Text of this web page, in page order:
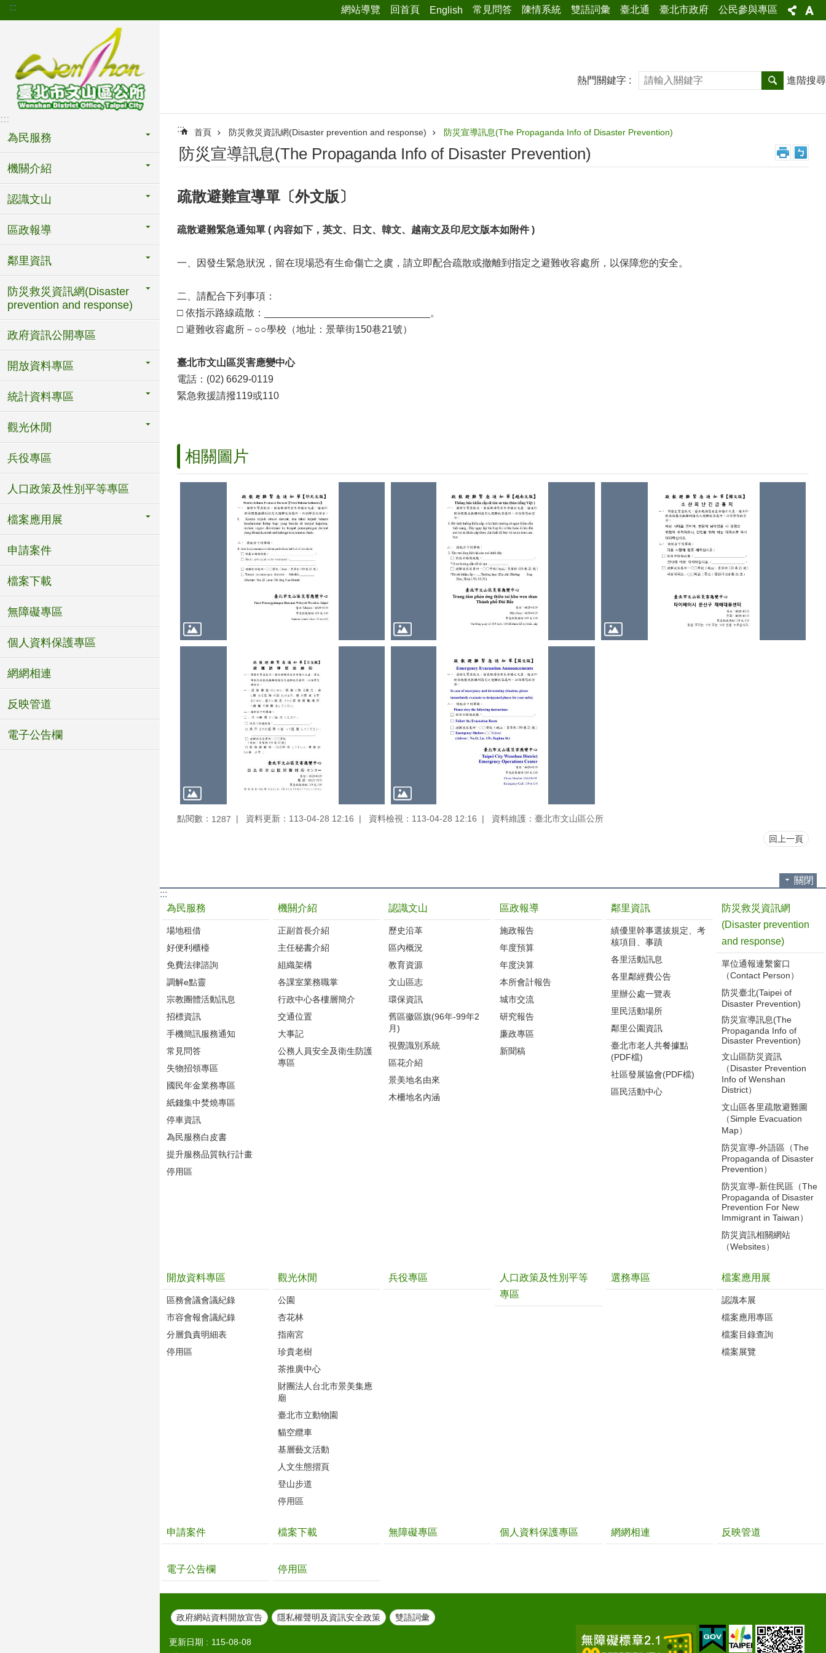
跳到主要內容區塊
::: 網站導覽 回首頁 English 常見問答 陳情系統 雙語詞彙 臺北通 臺北市政府 公民參與專區
:::
為民服務
機關介紹
認識文山
區政報導
鄰里資訊
防災救災資訊網(Disaster
prevention and response)
政府資訊公開專區
開放資料專區
統計資料專區
觀光休閒
兵役專區
人口政策及性別平等專區
檔案應用展
申請案件
檔案下載
無障礙專區
個人資料保護專區
網網相連
反映管道
電子公告欄
熱門關鍵字 進階搜尋
::: 首頁 防災救災資訊網(Disaster prevention and response) 防災宣導訊息(The Propaganda Info of Disaster Prevention)
防災宣導訊息(The Propaganda Info of Disaster Prevention)
疏散避難宣導單〔外文版〕
疏散避難緊急通知單 ( 內容如下，英文、日文、韓文、越南文及印尼文版本如附件 )
一、因發生緊急狀況，留在現場恐有生命傷亡之虞，請立即配合疏散或撤離到指定之避難收容處所，以保障您的安全。
二、請配合下列事項：
□ 依指示路線疏散：______________________________。
□ 避難收容處所－○○學校（地址：景華街150巷21號）
臺北市文山區災害應變中心
電話：(02) 6629-0119
緊急救援請撥119或110
相關圖片
點閱數： 1287 資料更新：113-04-28 12:16 資料檢視：113-04-28 12:16 資料維護：臺北市文山區公所
回上一頁
關閉
:::
為民服務
場地租借
好便利櫃檯
免費法律諮詢
調解e點靈
宗教團體活動訊息
招標資訊
手機簡訊服務通知
常見問答
失物招領專區
國民年金業務專區
紙錢集中焚燒專區
停車資訊
為民服務白皮書
提升服務品質執行計畫
停用區
機關介紹
正副首長介紹
主任秘書介紹
組織架構
各課室業務職掌
行政中心各樓層簡介
交通位置
大事記
公務人員安全及衛生防護
專區
認識文山
歷史沿革
區內概況
教育資源
文山區志
環保資訊
舊區徽區旗(96年-99年2
月)
視覺識別系統
區花介紹
景美地名由來
木柵地名內涵
區政報導
施政報告
年度預算
年度決算
本所會計報告
城市交流
研究報告
廉政專區
新聞稿
鄰里資訊
績優里幹事選拔規定、考
核項目、事蹟
各里活動訊息
各里鄰經費公告
里辦公處一覽表
里民活動場所
鄰里公園資訊
臺北市老人共餐據點
(PDF檔)
社區發展協會(PDF檔)
區民活動中心
防災救災資訊網
(Disaster prevention
and response)
單位通報連繫窗口
（Contact Person）
防災臺北(Taipei of
Disaster Prevention)
防災宣導訊息(The
Propaganda Info of
Disaster Prevention)
文山區防災資訊
（Disaster Prevention
Info of Wenshan
District）
文山區各里疏散避難圖
（Simple Evacuation
Map）
防災宣導-外語區（The
Propaganda of Disaster
Prevention）
防災宣導-新住民區（The
Propaganda of Disaster
Prevention For New
Immigrant in Taiwan）
防災資訊相關網站
（Websites）
開放資料專區
區務會議會議紀錄
市容會報會議紀錄
分層負責明細表
停用區
觀光休閒
公園
杏花林
指南宮
珍貴老樹
茶推廣中心
財團法人台北市景美集應
廟
臺北市立動物園
貓空纜車
基層藝文活動
人文生態摺頁
登山步道
停用區
兵役專區
人口政策及性別平等
專區
選務專區 檔案應用展
認識本展
檔案應用專區
檔案目錄查詢
檔案展覽
申請案件 檔案下載 無障礙專區 個人資料保護專區 網網相連 反映管道
電子公告欄 停用區
政府網站資料開放宣告 隱私權聲明及資訊安全政策 雙語詞彙
更新日期
115-08-08